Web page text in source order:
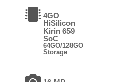
4GO
HiSilicon
Kirin 659
SoC
64GO/128GO
Storage